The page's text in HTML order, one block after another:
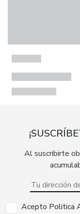
Al suscribirte
Acepto Politica